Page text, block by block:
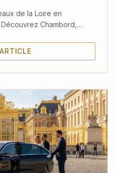
de la Loire en
Chambord,